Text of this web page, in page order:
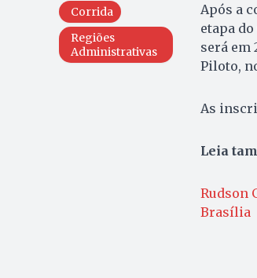
Corrida
Regiões
Administrativas
Após a
etapa
será em
Piloto,
As
Leia
Rudson
Brasília